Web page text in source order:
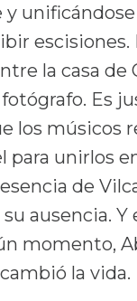
escisiones.
la casa de
Es
los músicos
para unirlos
de
ausencia.
momento,
la